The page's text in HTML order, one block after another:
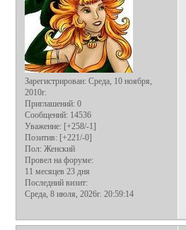
Зарегистрирован: Среда, 10 ноября,
2010г.
Приглашений: 0
Сообщений: 14536
Уважение: [+258/-1]
Позитив: [+221/-0]
Пол: Женский
Провел на форуме:
11 месяцев 23 дня
Последний визит:
Среда, 8 июля, 2026г. 20:59:14